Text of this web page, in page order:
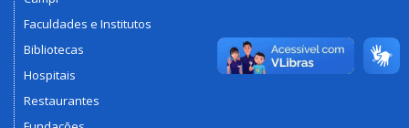
Faculdades e Institutos
Bibliotecas
Hospitais
Restaurantes